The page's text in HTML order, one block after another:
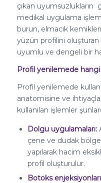
çıkan uyumsuzlukların
medikal uygulama
burun, elmacık
yüzün profilini oluşturan
uyumlu ve dengeli bir
Profil yenilemede hangi
Profil yenilemede
anatomisine ve
kullanılan işlemler
Dolgu uygulamaları:
çene ve dudak
yapılarak hacim
profil oluşturulur.
Botoks